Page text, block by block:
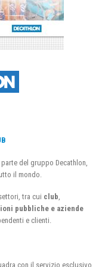
del gruppo Decathlon,
il mondo.
tra cui club
pubbliche e aziende
e clienti.
con il servizio esclusivo